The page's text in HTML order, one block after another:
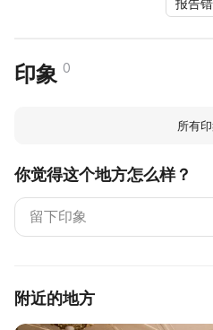
报告
印象 0
所有
你觉得这个地方怎么样？
附近的地方